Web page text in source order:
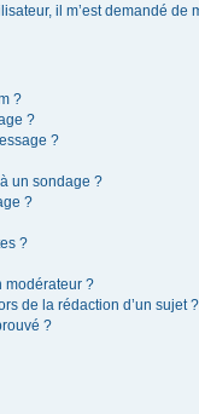
il m’est demandé de
?
?
?
un sondage ?
?
?
modérateur ?
de la rédaction d’un sujet ?
?